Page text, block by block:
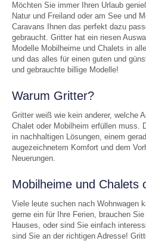
Möchten Sie immer Ihren Urlaub
Natur und Freiland oder am See und
Caravans Ihnen das perfekt dazu
gebraucht. Gritter hat ein riesen
Modelle Mobilheime und Chalets in
und das alles für einen guten und
und gebrauchte billige Modelle!
Warum Gritter?
Gritter weiß wie kein anderer, welche
Chalet oder Mobilheim erfüllen muss.
in nachhaltigen Lösungen, einem
augezeichnetem Komfort und dem
Neuerungen.
Mobilheime und Chalets
Viele leute suchen nach Wohnwagen
gerne ein für Ihre Ferien, brauchen
Hauses, oder sind Sie einfach
sind Sie an der richtigen Adresse!